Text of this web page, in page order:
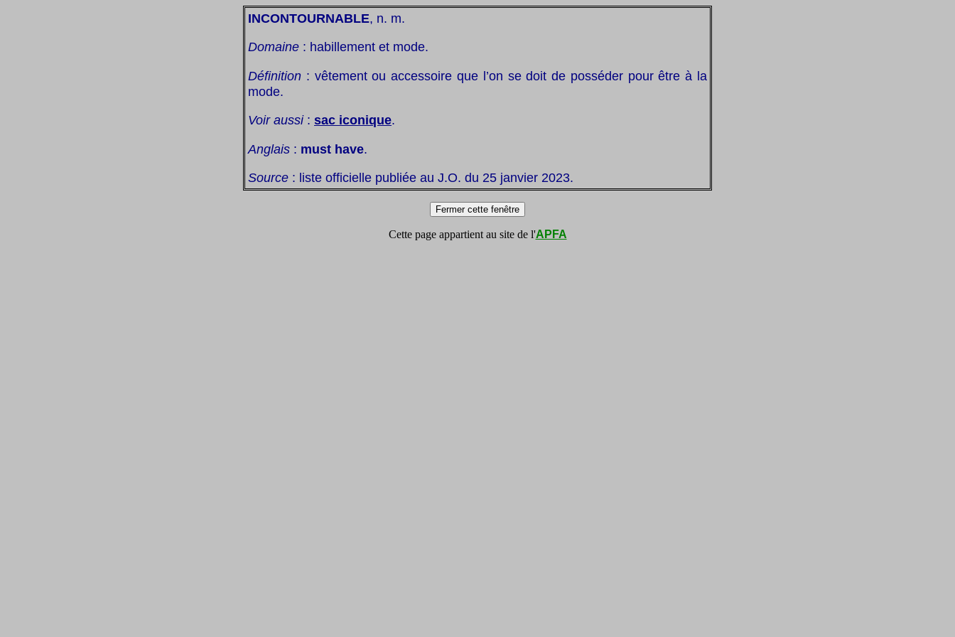
INCONTOURNABLE, n. m.
Domaine : habillement et mode.
Définition : vêtement ou accessoire que l’on se doit de posséder pour être à la
mode.
Voir aussi: sac iconique.
Anglais : must have.
Source : liste officielle publiée au J.O. du 25 janvier 2023.
Cette page appartient au site de l'APFA